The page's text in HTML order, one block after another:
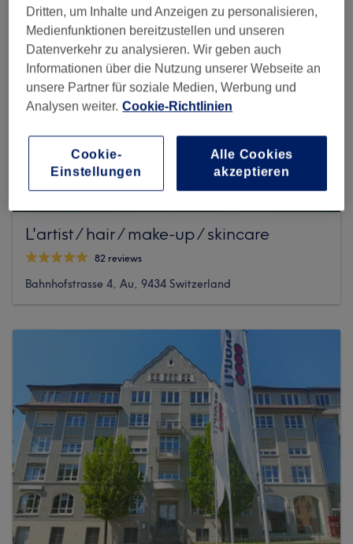
L'artist / hair / make-up / skincare
82 reviews
Bahnhofstrasse 4, Au, 9434 Switzerland
Dritten, um Inhalte und Anzeigen zu personalisieren,
Medienfunktionen bereitzustellen und unseren
Datenverkehr zu analysieren. Wir geben auch
Informationen über die Nutzung unserer Webseite an
unsere Partner für soziale Medien, Werbung und
Analysen weiter. Cookie-Richtlinien
Alle Cookies
akzeptieren
Cookie-
Einstellungen